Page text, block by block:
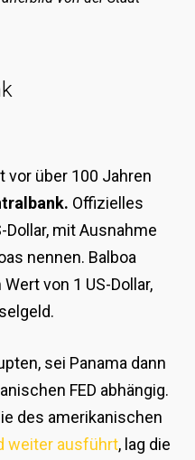
vor über 100 Jahren
Offizielles
mit Ausnahme
nennen. Balboa
von 1 US-Dollar,
sei Panama dann
FED abhängig.
des amerikanischen
weiter ausführt, lag die